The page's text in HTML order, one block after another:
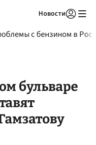
Новости
с бензином в
бульваре